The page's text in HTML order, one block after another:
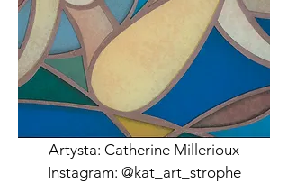
Artysta: Catherine Millerioux
Instagram: @kat_art_strophe